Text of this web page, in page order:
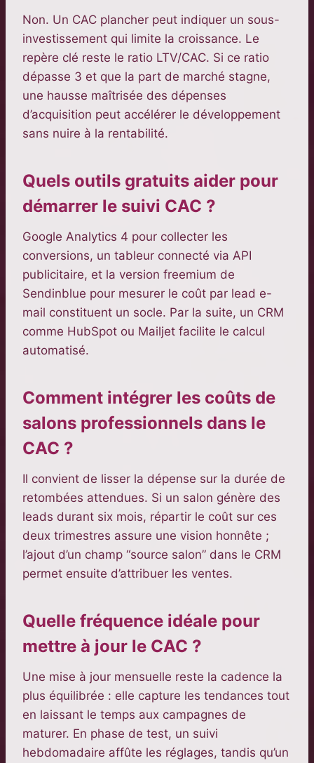
Non. Un CAC plancher peut indiquer un sous-
investissement qui limite la croissance. Le
repère clé reste le ratio LTV/CAC. Si ce ratio
dépasse 3 et que la part de marché stagne,
une hausse maîtrisée des dépenses
d’acquisition peut accélérer le développement
sans nuire à la rentabilité.
Quels outils gratuits aider pour
démarrer le suivi CAC ?
Google Analytics 4 pour collecter les
conversions, un tableur connecté via API
publicitaire, et la version freemium de
Sendinblue pour mesurer le coût par lead e-
mail constituent un socle. Par la suite, un CRM
comme HubSpot ou Mailjet facilite le calcul
automatisé.
Comment intégrer les coûts de
salons professionnels dans le
CAC ?
Il convient de lisser la dépense sur la durée de
retombées attendues. Si un salon génère des
leads durant six mois, répartir le coût sur ces
deux trimestres assure une vision honnête ;
l’ajout d’un champ “source salon” dans le CRM
permet ensuite d’attribuer les ventes.
Quelle fréquence idéale pour
mettre à jour le CAC ?
Une mise à jour mensuelle reste la cadence la
plus équilibrée : elle capture les tendances tout
en laissant le temps aux campagnes de
maturer. En phase de test, un suivi
hebdomadaire affûte les réglages, tandis qu’un